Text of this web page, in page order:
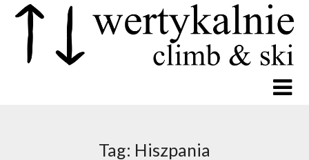
Tag: Hiszpania